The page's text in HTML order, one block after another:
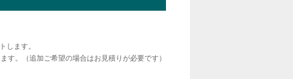
します。
す。（追加ご希望の場合はお見積りが必要です）